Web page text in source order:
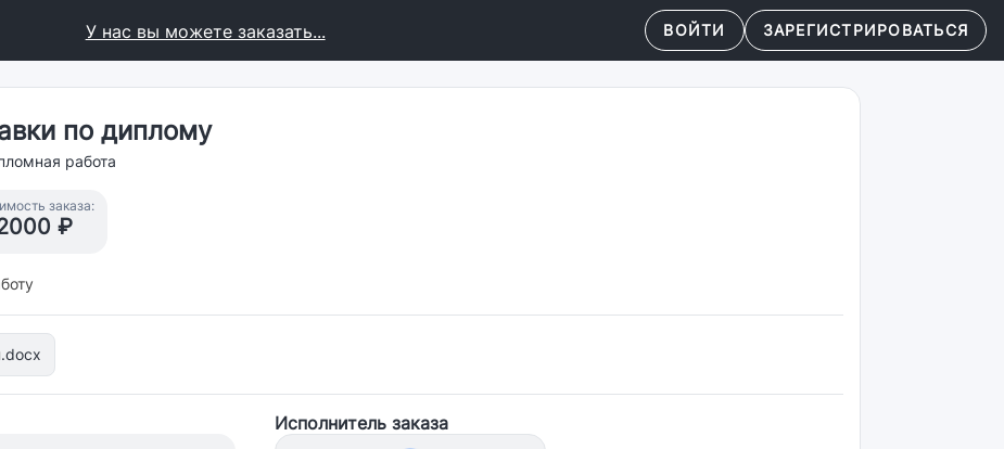
У нас вы можете заказать... ВОЙТИ ЗАРЕГИСТРИРОВАТЬСЯ
по диплому
работа
заказа:
₽
Исполнитель заказа